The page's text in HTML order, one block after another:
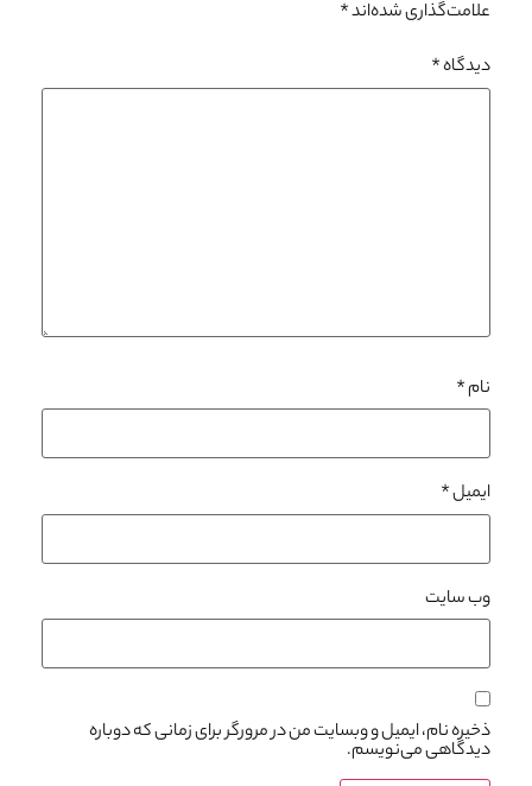
علامت‌گذاری شده‌اند*
دیدگاه*
نام*
ایمیل*
وب‌ سایت
ذخیره نام، ایمیل و وبسایت من در مرورگر برای زمانی که دوباره
دیدگاهی می‌نویسم.